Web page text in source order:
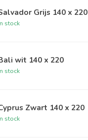
Grijs 140 x 220
stock
wit 140 x 220
stock
Zwart 140 x 220
stock